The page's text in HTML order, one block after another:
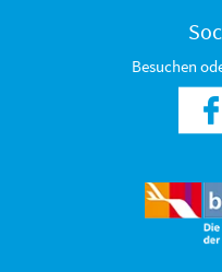
Besuchen